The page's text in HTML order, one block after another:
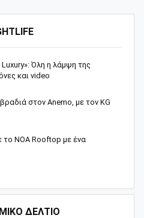
Όλη η λάμψη της
και video
στον Anemo, με τον KG
NOA Rooftop με ένα
ΔΕΛΤΙΟ